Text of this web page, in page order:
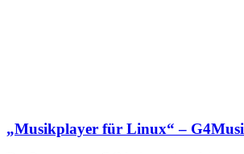
„Musikplayer für Linux“ –